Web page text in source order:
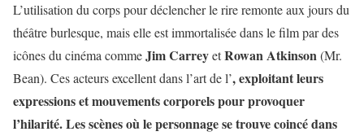
L’utilisation du corps pour déclencher le rire remonte aux jours du
théâtre burlesque, mais elle est immortalisée dans le film par des
icônes du cinéma commeJim CarreyetRowan Atkinson(Mr.
Bean). Ces acteurs excellent dans l’art de l’, exploitant leurs
expressions et mouvements corporels pour provoquer
l’hilarité. Les scènes où le personnage se trouve coincé dans